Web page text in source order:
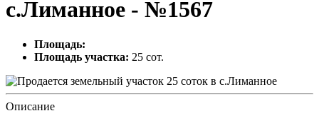
с.Лиманное - №1567
Площадь:
Площадь участка: 25 сот.
Описание